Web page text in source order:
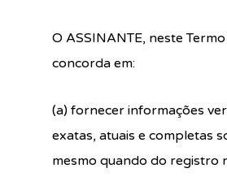
O ASSINANTE, neste
concorda em:
(a) fornecer informações
exatas, atuais e completas
mesmo quando do registro